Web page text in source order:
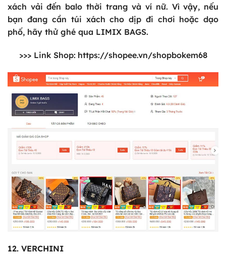
xách vải đến balo thời trang và ví nữ. Vì vậy, nếu
bạn đang cần túi xách cho dịp đi chơi hoặc dạo
phố, hãy thử ghé qua LIMIX BAGS.
>>> Link Shop: https://shopee.vn/shopbokem68
12. VERCHINI